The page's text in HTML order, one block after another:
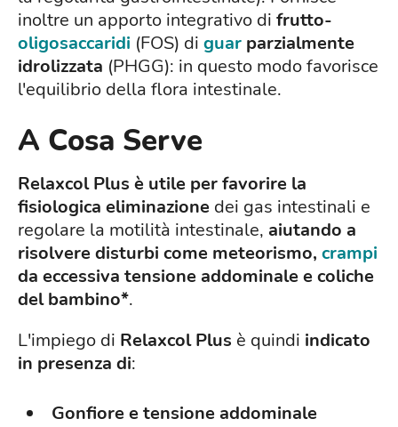
inoltre un apporto integrativo di frutto-
oligosaccaridi (FOS) di guar parzialmente
idrolizzata (PHGG): in questo modo favorisce
l'equilibrio della flora intestinale.
A Cosa Serve
Relaxcol Plus è utile per favorire la
fisiologica eliminazione dei gas intestinali e
regolare la motilità intestinale, aiutando a
risolveredisturbi come meteorismo, crampi
da eccessiva tensione addominale e coliche
del bambino*.
L'impiego di Relaxcol Plus è quindi indicato
in presenza di:
Gonfiore e tensione addominale